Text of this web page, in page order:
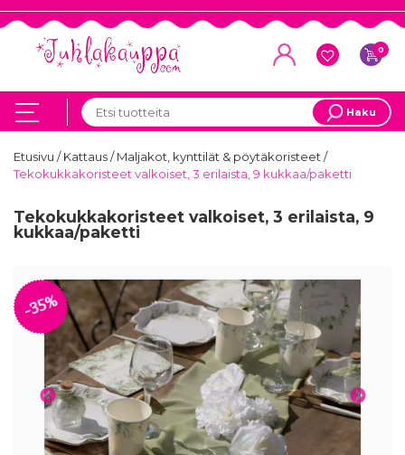
0
Haku
Etusivu /Kattaus/Maljakot, kynttilät & pöytäkoristeet/
Tekokukkakoristeet valkoiset, 3 erilaista, 9 kukkaa/paketti
Tekokukkakoristeet valkoiset, 3 erilaista, 9
kukkaa/paketti
-35%